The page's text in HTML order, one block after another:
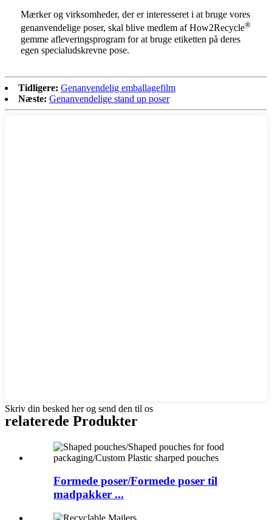
Mærker og virksomheder, der er interesseret i at bruge vores
genanvendelige poser, skal blive medlem af How2Recycle®
gemme afleveringsprogram for at bruge etiketten på deres
egen specialudskrevne pose.
Tidligere: Genanvendelig emballagefilm
Næste: Genanvendelige stand up poser
Skriv din besked her og send den til os
relaterede Produkter
Formede poser/Formede poser til
madpakker ...